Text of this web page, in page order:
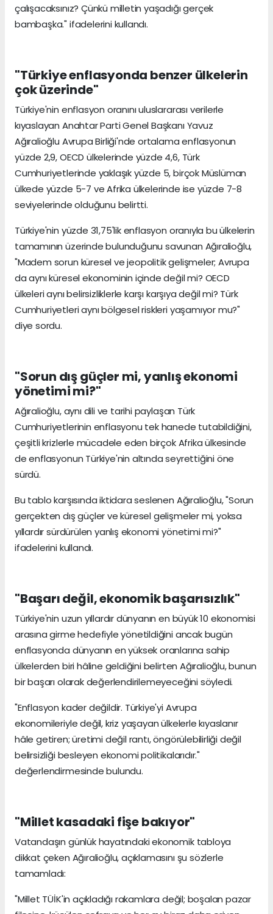
çalışacaksınız? Çünkü milletin yaşadığı gerçek
bambaşka." ifadelerini kullandı.
"Türkiye enflasyonda benzer ülkelerin
çok üzerinde"
Türkiye'nin enflasyon oranını uluslararası verilerle
kıyaslayan Anahtar Parti Genel Başkanı Yavuz
Ağıralioğlu Avrupa Birliği'nde ortalama enflasyonun
yüzde 2,9, OECD ülkelerinde yüzde 4,6, Türk
Cumhuriyetlerinde yaklaşık yüzde 5, birçok Müslüman
ülkede yüzde 5-7 ve Afrika ülkelerinde ise yüzde 7-8
seviyelerinde olduğunu belirtti.
Türkiye'nin yüzde 31,75'lik enflasyon oranıyla bu ülkelerin
tamamının üzerinde bulunduğunu savunan Ağıralioğlu,
"Madem sorun küresel ve jeopolitik gelişmeler; Avrupa
da aynı küresel ekonominin içinde değil mi? OECD
ülkeleri aynı belirsizliklerle karşı karşıya değil mi? Türk
Cumhuriyetleri aynı bölgesel riskleri yaşamıyor mu?"
diye sordu.
"Sorun dış güçler mi, yanlış ekonomi
yönetimi mi?"
Ağıralioğlu, aynı dili ve tarihi paylaşan Türk
Cumhuriyetlerinin enflasyonu tek hanede tutabildiğini,
çeşitli krizlerle mücadele eden birçok Afrika ülkesinde
de enflasyonun Türkiye'nin altında seyrettiğini öne
sürdü.
Bu tablo karşısında iktidara seslenen Ağıralioğlu, "Sorun
gerçekten dış güçler ve küresel gelişmeler mi, yoksa
yıllardır sürdürülen yanlış ekonomi yönetimi mi?"
ifadelerini kullandı.
"Başarı değil, ekonomik başarısızlık"
Türkiye'nin uzun yıllardır dünyanın en büyük 10 ekonomisi
arasına girme hedefiyle yönetildiğini ancak bugün
enflasyonda dünyanın en yüksek oranlarına sahip
ülkelerden biri hâline geldiğini belirten Ağıralioğlu, bunun
bir başarı olarak değerlendirilemeyeceğini söyledi.
"Enflasyon kader değildir. Türkiye'yi Avrupa
ekonomileriyle değil, kriz yaşayan ülkelerle kıyaslanır
hâle getiren; üretimi değil rantı, öngörülebilirliği değil
belirsizliği besleyen ekonomi politikalarıdır."
değerlendirmesinde bulundu.
"Millet kasadaki fişe bakıyor"
Vatandaşın günlük hayatındaki ekonomik tabloya
dikkat çeken Ağıralioğlu, açıklamasını şu sözlerle
tamamladı:
"Millet TÜİK'in açıkladığı rakamlara değil; boşalan pazar